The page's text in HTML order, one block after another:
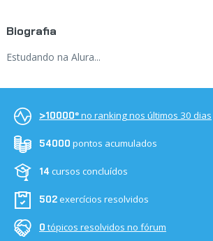
Biografia
Estudando na Alura...
>10000ºno ranking nos últimos 30 dias
54000 pontos acumulados
14cursos concluídos
502exercícios resolvidos
0 tópicos resolvidos no fórum